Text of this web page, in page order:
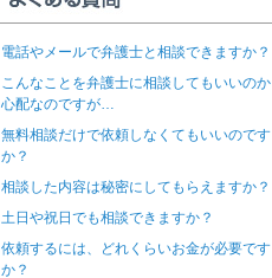
電話やメールで弁護士と相談できますか？
こんなことを弁護士に相談してもいいのか
心配なのですが…
無料相談だけで依頼しなくてもいいのです
か？
相談した内容は秘密にしてもらえますか？
土日や祝日でも相談できますか？
依頼するには、どれくらいお金が必要です
か？